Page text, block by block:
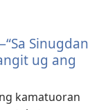
Sinugdan
ug ang
kamatuoran